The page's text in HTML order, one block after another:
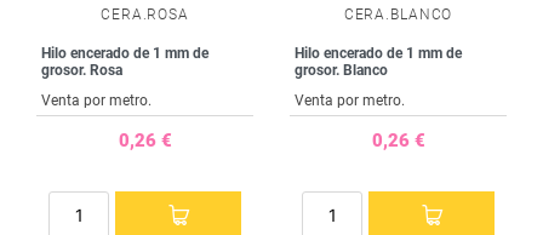
CERA.ROSA
Hilo encerado de 1 mm de
grosor. Rosa
Venta por metro.
0,26 €
CERA.BLANCO
Hilo encerado de 1 mm de
grosor. Blanco
Venta por metro.
0,26 €